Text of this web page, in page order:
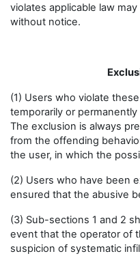
violates applicable law
without notice.
(1) Users who violate
temporarily or
The exclusion is always
from the offending
the user, in which the
(2) Users who have been
ensured that the abusive
(3) Sub-sections 1 and 2
event that the operator of
suspicion of systematic